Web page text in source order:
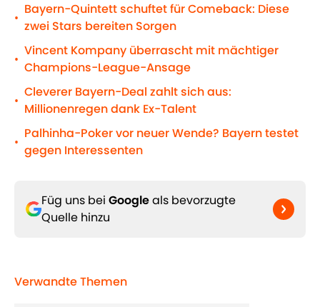
•
Bayern-Quintett schuftet für Comeback: Diese
zwei Stars bereiten Sorgen
•
Vincent Kompany überrascht mit mächtiger
Champions-League-Ansage
•
Cleverer Bayern-Deal zahlt sich aus:
Millionenregen dank Ex-Talent
•
Palhinha-Poker vor neuer Wende? Bayern testet
gegen Interessenten
Füg uns bei Googleals bevorzugte
Quelle hinzu
Verwandte Themen